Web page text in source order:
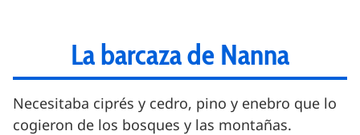
La barcaza de Nanna
Necesitaba ciprés y cedro, pino y enebro que lo
cogieron de los bosques y las montañas.